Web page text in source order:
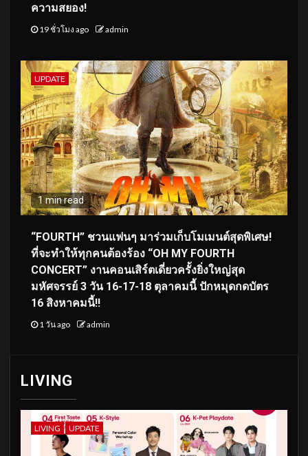
ความสยอง!
19 ชั่วโมง ago admin
UPDATE
1 min read
“FOURTH” ชวนแฟนๆ มาร่วมเก็บโมเมนต์สุดพิเศษ!
ที่จะทำให้ทุกคนต้องร้อง “OH MY FOURTH
CONCERT” งานคอนเสิร์ตเดี่ยวครั้งยิ่งใหญ่สุด
มหัศจรรย์ 3 วัน 16-17-18 ตุลาคมนี้ ปักหมุดกดบัตร
16 สิงหาคมนี้!!
1 วัน ago admin
LIVING
LIVING UPDATE